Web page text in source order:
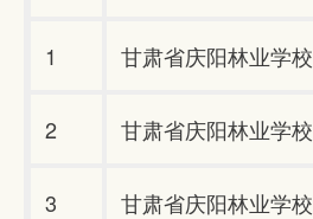
1 甘肃省庆阳林业学校
2 甘肃省庆阳林业学校
3 甘肃省庆阳林业学校